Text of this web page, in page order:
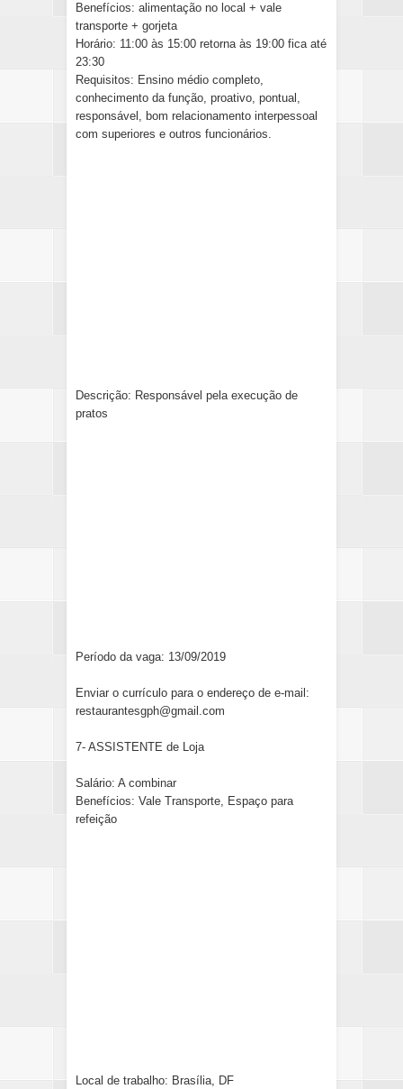
Benefícios: alimentação no local + vale
transporte + gorjeta
Horário: 11:00 às 15:00 retorna às 19:00 fica até
23:30
Requisitos: Ensino médio completo,
conhecimento da função, proativo, pontual,
responsável, bom relacionamento interpessoal
com superiores e outros funcionários.
Descrição: Responsável pela execução de
pratos
Período da vaga: 13/09/2019
Enviar o currículo para o endereço de e-mail:
restaurantesgph@gmail.com
7- ASSISTENTE de Loja
Salário: A combinar
Benefícios: Vale Transporte, Espaço para
refeição
Local de trabalho: Brasília, DF